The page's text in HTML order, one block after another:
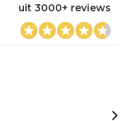
uit 3000+ reviews